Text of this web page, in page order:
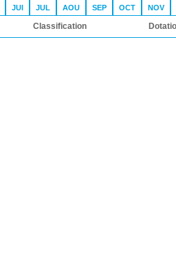
JUI JUL AOU SEP OCT NOV
Classification